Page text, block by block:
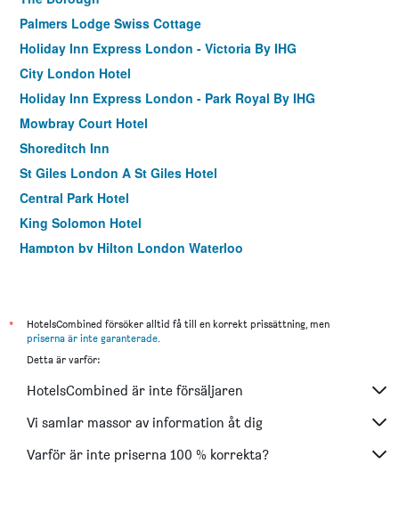
Palmers Lodge Swiss Cottage
Holiday Inn Express London - Victoria By IHG
City London Hotel
Holiday Inn Express London - Park Royal By IHG
Mowbray Court Hotel
Shoreditch Inn
St Giles London A St Giles Hotel
Central Park Hotel
King Solomon Hotel
Hampton by Hilton London Waterloo
London House Hotel
Tavistock Hotel
Best Western Buckingham Palace Rd
Holiday Inn Express London - Stratford By IHG
Ibis London Greenwich
*
HotelsCombined försöker alltid få till en korrekt prissättning, men
priserna är inte garanterade.
Detta är varför:
HotelsCombined är inte försäljaren
Vi samlar massor av information åt dig
Varför är inte priserna 100 % korrekta?